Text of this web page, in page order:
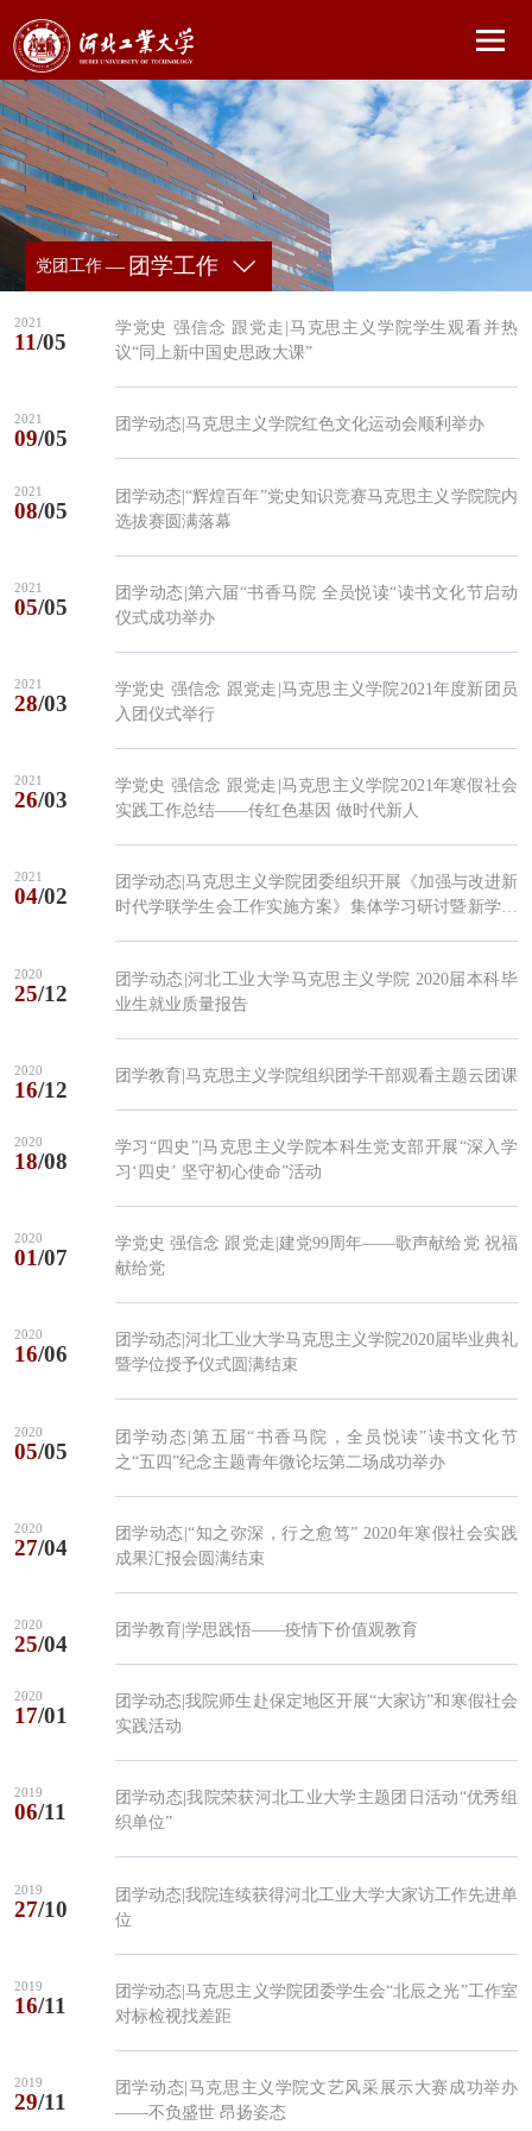
党团工作— 团学工作
2021
11/05
学党史 强信念 跟党走|马克思主义学院学生观看并热
议“同上新中国史思政大课”
2021
09/05
团学动态|马克思主义学院红色文化运动会顺利举办
2021
08/05
团学动态|“辉煌百年”党史知识竞赛马克思主义学院院内
选拔赛圆满落幕
2021
05/05
团学动态|第六届“书香马院 全员悦读“读书文化节启动
仪式成功举办
2021
28/03
学党史 强信念 跟党走|马克思主义学院2021年度新团员
入团仪式举行
2021
26/03
学党史 强信念 跟党走|马克思主义学院2021年寒假社会
实践工作总结——传红色基因 做时代新人
2021
04/02
团学动态|马克思主义学院团委组织开展《加强与改进新
时代学联学生会工作实施方案》集体学习研讨暨新学期
2020
25/12
团学动态|河北工业大学马克思主义学院 2020届本科毕
业生就业质量报告
2020
16/12
团学教育|马克思主义学院组织团学干部观看主题云团课
2020
18/08
学习“四史”|马克思主义学院本科生党支部开展“深入学
习‘四史’ 坚守初心使命”活动
2020
01/07
学党史 强信念 跟党走|建党99周年——歌声献给党 祝福
献给党
2020
16/06
团学动态|河北工业大学马克思主义学院2020届毕业典礼
暨学位授予仪式圆满结束
2020
05/05
团学动态|第五届“书香马院，全员悦读”读书文化节
之“五四”纪念主题青年微论坛第二场成功举办
2020
27/04
团学动态|“知之弥深，行之愈笃” 2020年寒假社会实践
成果汇报会圆满结束
2020
25/04
团学教育|学思践悟——疫情下价值观教育
2020
17/01
团学动态|我院师生赴保定地区开展“大家访”和寒假社会
实践活动
2019
06/11
团学动态|我院荣获河北工业大学主题团日活动“优秀组
织单位”
2019
27/10
团学动态|我院连续获得河北工业大学大家访工作先进单
位
2019
16/11
团学动态|马克思主义学院团委学生会“北辰之光”工作室
对标检视找差距
2019
29/11
团学动态|马克思主义学院文艺风采展示大赛成功举办
——不负盛世 昂扬姿态